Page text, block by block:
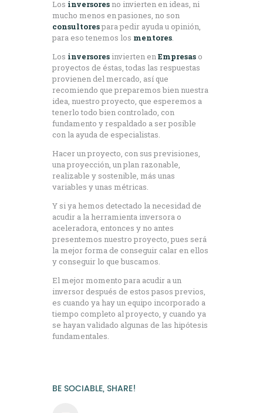
Los inversoresno invierten en ideas, ni
mucho menos en pasiones, no son
consultorespara pedir ayuda u opinión,
para eso tenemos los mentores.
Los inversoresinvierten enEmpresas o
proyectos de éstas, todas las respuestas
provienen del mercado, así que
recomiendo que preparemos bien nuestra
idea, nuestro proyecto, que esperemos a
tenerlo todo bien controlado, con
fundamento y respaldado a ser posible
con la ayuda de especialistas.
Hacer un proyecto, con sus previsiones,
una proyección, un plan razonable,
realizable y sostenible, más unas
variables y unas métricas.
Y si ya hemos detectado la necesidad de
acudir a la herramienta inversora o
aceleradora, entonces y no antes
presentemos nuestro proyecto, pues será
la mejor forma de conseguir calar en ellos
y conseguir lo que buscamos.
El mejor momento para acudir a un
inversor después de estos pasos previos,
es cuando ya hay un equipo incorporado a
tiempo completo al proyecto, y cuando ya
se hayan validado algunas de las hipótesis
fundamentales.
BE SOCIABLE, SHARE!